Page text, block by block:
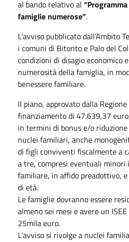
al bando relativo al
famiglie numerose”.
L’avviso pubblicato dall’Ambito
i comuni di Bitonto e Palo del
condizioni di disagio economico
numerosità della famiglia, in
benessere familiare.
Il piano, approvato dalla
finanziamento di 47.639,37
in termini di bonus e/o
nuclei familiari, anche
di figli conviventi fiscalmente a
a tre, compresi eventuali minori
familiare, in affido preadottivo,
di età.
Le famiglie dovranno essere
almeno sei mesi e avere un
25mila euro.
L'avviso si rivolge a nuclei